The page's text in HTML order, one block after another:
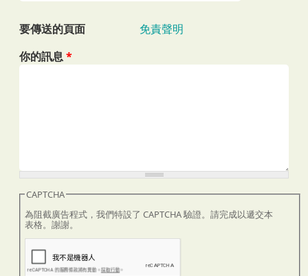
要傳送的頁面
免責聲明
你的訊息*
CAPTCHA
為阻截廣告程式，我們特設了 CAPTCHA 驗證。請完成以遞交本
表格。謝謝。